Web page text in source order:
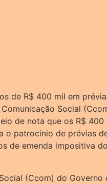
de R$ 400 mil em
Social
de nota que os R$
o patrocínio de prévias
de emenda impositiva
(Ccom) do Governo